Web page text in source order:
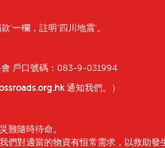
’一欄，註明‘四川地震’。
會 戶口號碼：083-9-031994
通知我們。）
難隨時待命。
們對適當的物資有恒常需求，以救助發